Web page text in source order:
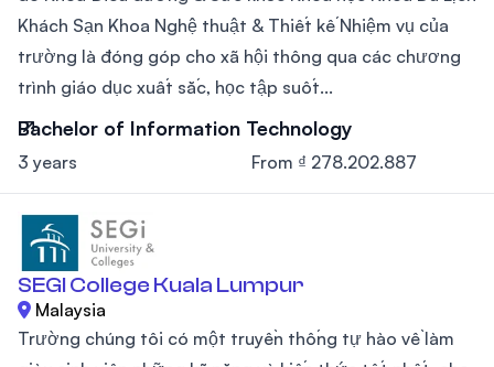
Khách Sạn Khoa Nghệ thuật & Thiết kế Nhiệm vụ của
trường là đóng góp cho xã hội thông qua các chương
trình giáo dục xuất sắc, học tập suốt...
Bachelor of Information Technology
3 years From ₫ 278.202.887
SEGI College Kuala Lumpur
Malaysia
Trường chúng tôi có một truyền thống tự hào về làm